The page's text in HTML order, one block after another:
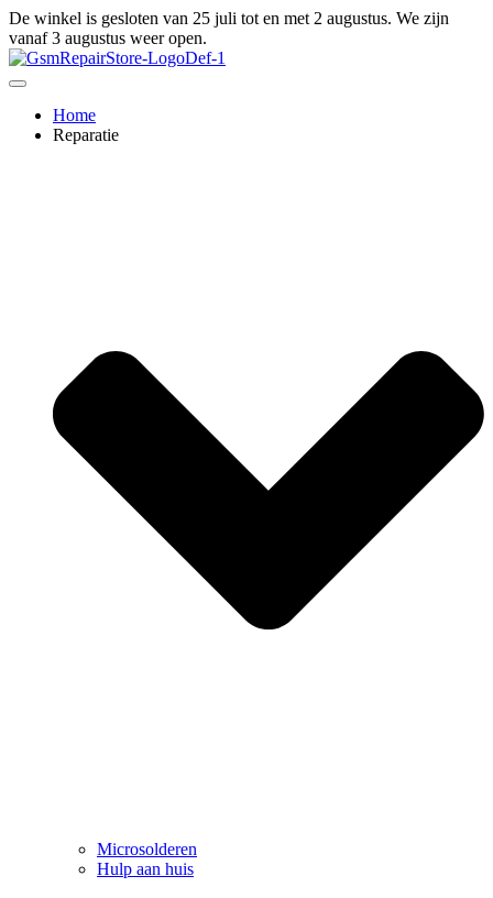
Ga
naar
de
inhoud
De winkel is gesloten van 25 juli tot en met 2 augustus. We zijn
vanaf 3 augustus weer open.
Home
Reparatie
Microsolderen
Hulp aan huis